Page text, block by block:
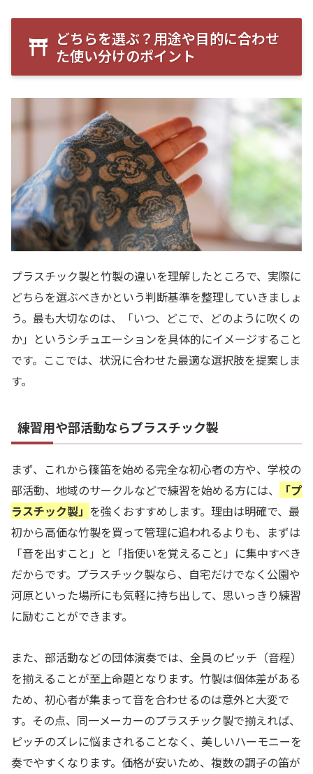
どちらを選ぶ？用途や目的に合わせ
た使い分けのポイント
プラスチック製と竹製の違いを理解したところで、実際に
どちらを選ぶべきかという判断基準を整理していきましょ
う。最も大切なのは、「いつ、どこで、どのように吹くの
か」というシチュエーションを具体的にイメージすること
です。ここでは、状況に合わせた最適な選択肢を提案しま
す。
練習用や部活動ならプラスチック製
まず、これから篠笛を始める完全な初心者の方や、学校の
部活動、地域のサークルなどで練習を始める方には、
「プ
ラスチック製」 を強くおすすめします。理由は明確で、最
初から高価な竹製を買って管理に追われるよりも、まずは
「音を出すこと」と「指使いを覚えること」に集中すべき
だからです。プラスチック製なら、自宅だけでなく公園や
河原といった場所にも気軽に持ち出して、思いっきり練習
に励むことができます。
また、部活動などの団体演奏では、全員のピッチ（音程）
を揃えることが至上命題となります。竹製は個体差がある
ため、初心者が集まって音を合わせるのは意外と大変で
す。その点、同一メーカーのプラスチック製で揃えれば、
ピッチのズレに悩まされることなく、美しいハーモニーを
奏でやすくなります。価格が安いため、複数の調子の笛が